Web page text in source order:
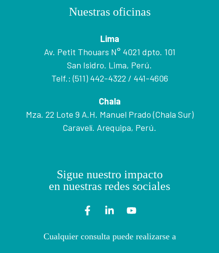
Nuestras oficinas
Lima
Av. Petit Thouars N° 4021 dpto. 101
San Isidro. Lima, Perú.
Telf.: (511) 442-4322 / 441-4606
Chala
Mza. 22 Lote 9 A.H. Manuel Prado (Chala Sur)
Caravelí. Arequipa, Perú.
Sigue nuestro impacto
en nuestras redes sociales
Cualquier consulta puede realizarse a